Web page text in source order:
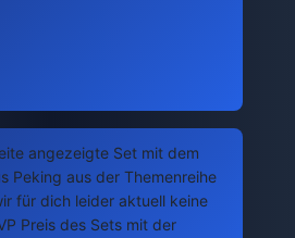
angezeigte Set mit dem
Peking aus der Themenreihe
für dich leider aktuell keine
Preis des Sets mit der